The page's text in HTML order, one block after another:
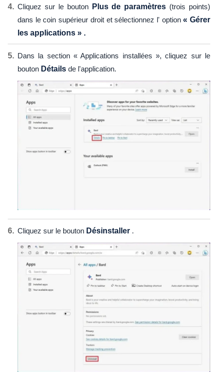
Cliquez sur le bouton Plus de paramètres (trois points)
dans le coin supérieur droit et sélectionnez l' option« Gérer
les applications » .
Dans la section « Applications installées », cliquez sur le
bouton Détails de l'application.
Cliquez sur le bouton Désinstaller .